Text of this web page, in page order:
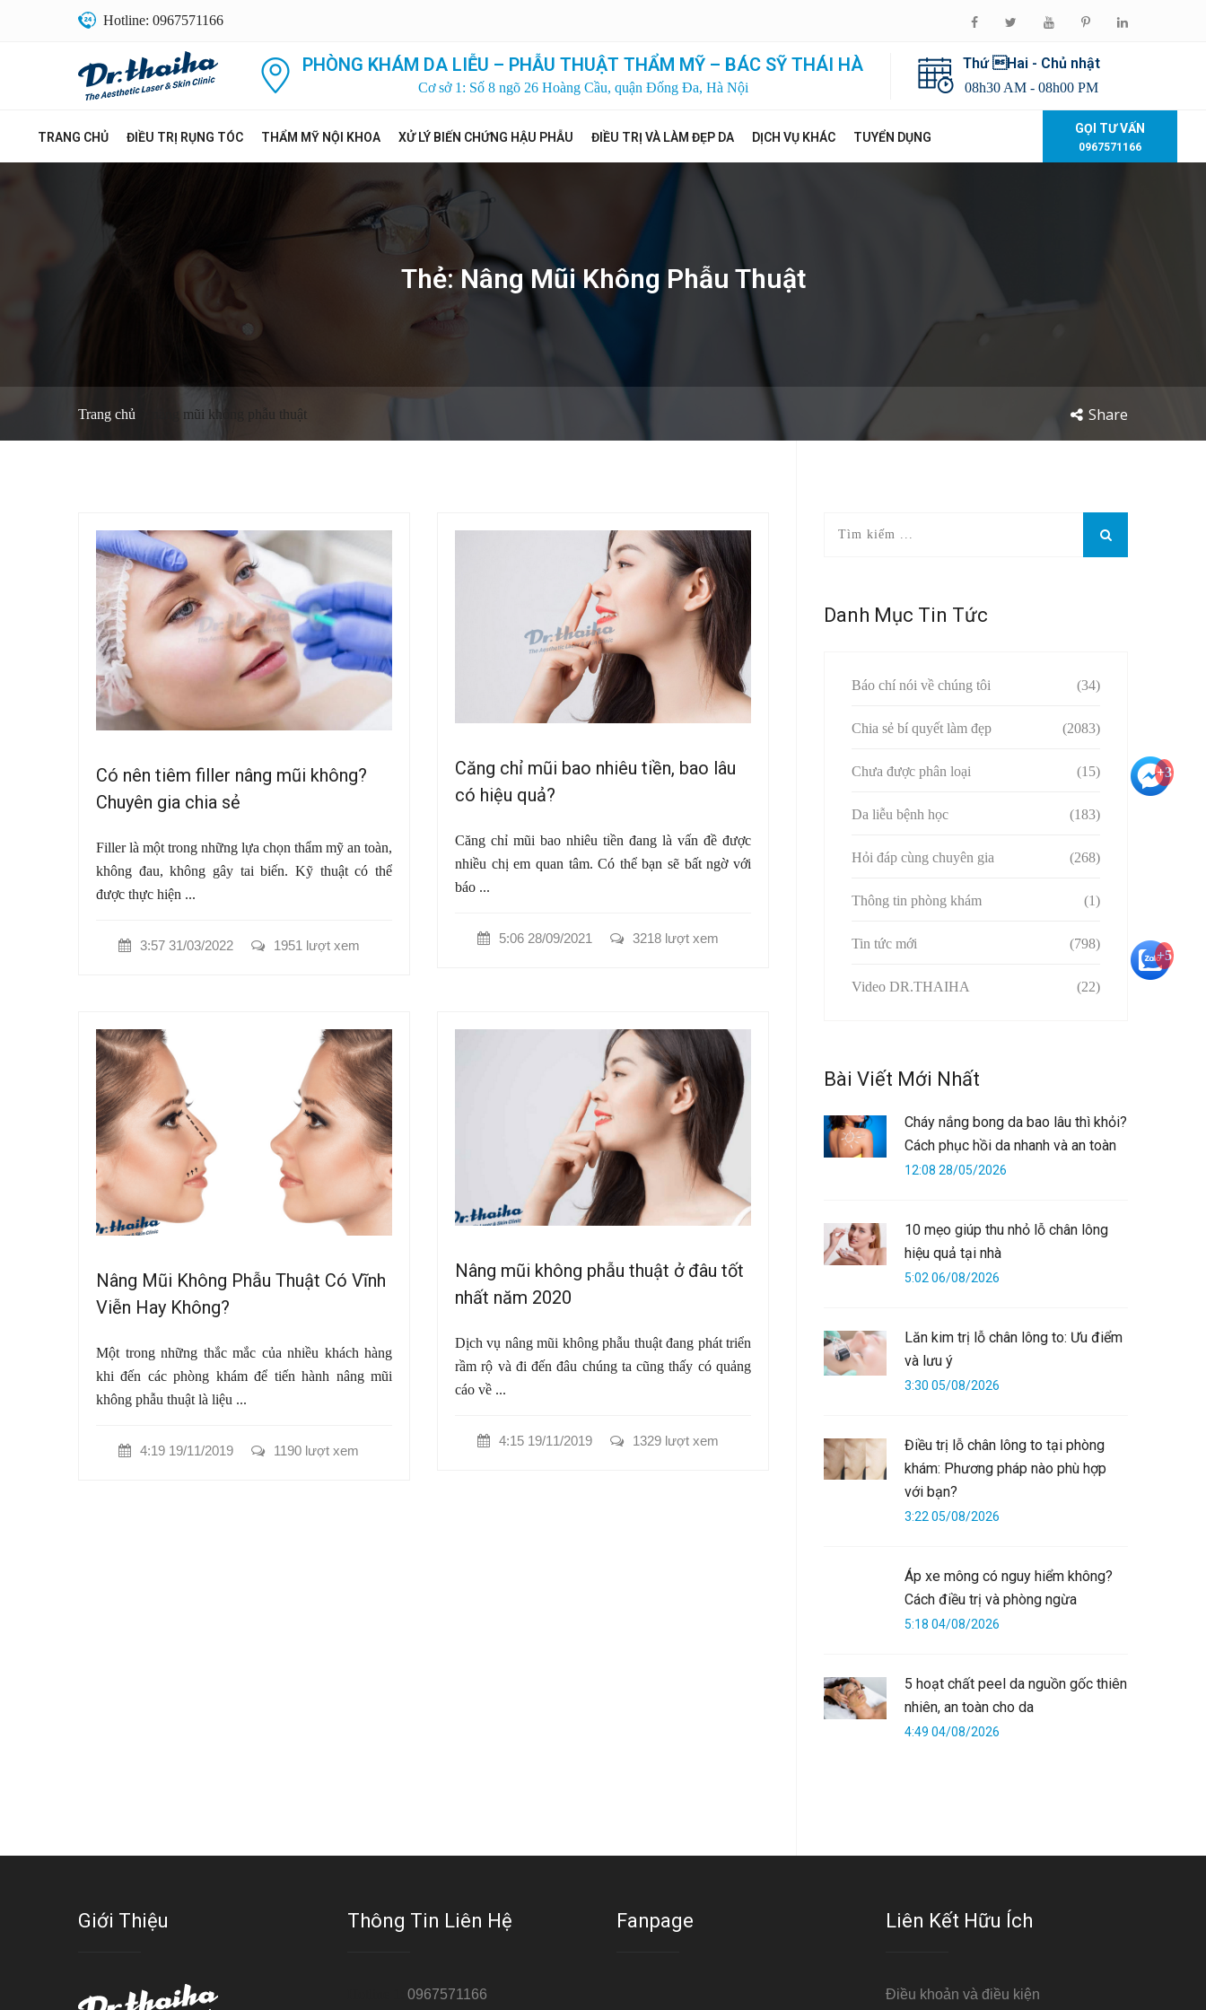
Hotline: 0967571166
PHÒNG KHÁM DA LIỄU – PHẪU THUẬT THẨM MỸ – BÁC SỸ THÁI HÀ
Cơ sở 1: Số 8 ngõ 26 Hoàng Cầu, quận Đống Đa, Hà Nội
Thứ Hai - Chủ nhật
08h30 AM - 08h00 PM
TRANG CHỦ ĐIỀU TRỊ RỤNG TÓC THẨM MỸ NỘI KHOA XỬ LÝ BIẾN CHỨNG HẬU PHẪU ĐIỀU TRỊ VÀ LÀM ĐẸP DA DỊCH VỤ KHÁC TUYỂN DỤNG
GỌI TƯ VẤN
0967571166
Thẻ:Nâng Mũi Không Phẫu Thuật
Trang chủ nâng mũi không phẫu thuật Share
Có nên tiêm filler nâng mũi không?
Chuyên gia chia sẻ
Filler là một trong những lựa chọn thẩm mỹ an toàn,
không đau, không gây tai biến. Kỹ thuật có thể
được thực hiện ...
3:57 31/03/2022 1951 lượt xem
Căng chỉ mũi bao nhiêu tiền, bao lâu
có hiệu quả?
Căng chỉ mũi bao nhiêu tiền đang là vấn đề được
nhiều chị em quan tâm. Có thể bạn sẽ bất ngờ với
báo ...
5:06 28/09/2021 3218 lượt xem
Nâng Mũi Không Phẫu Thuật Có Vĩnh
Viễn Hay Không?
Một trong những thắc mắc của nhiều khách hàng
khi đến các phòng khám để tiến hành nâng mũi
không phẫu thuật là liệu ...
4:19 19/11/2019 1190 lượt xem
Nâng mũi không phẫu thuật ở đâu tốt
nhất năm 2020
Dịch vụ nâng mũi không phẫu thuật đang phát triển
rầm rộ và đi đến đâu chúng ta cũng thấy có quảng
cáo về ...
4:15 19/11/2019 1329 lượt xem
Danh Mục Tin Tức
Báo chí nói về chúng tôi (34)
Chia sẻ bí quyết làm đẹp (2083)
Chưa được phân loại (15)
Da liễu bệnh học (183)
Hỏi đáp cùng chuyên gia (268)
Thông tin phòng khám (1)
Tin tức mới (798)
Video DR.THAIHA (22)
Bài Viết Mới Nhất
Cháy nắng bong da bao lâu thì khỏi?
Cách phục hồi da nhanh và an toàn
12:08 28/05/2026
10 mẹo giúp thu nhỏ lỗ chân lông
hiệu quả tại nhà
5:02 06/08/2026
Lăn kim trị lỗ chân lông to: Ưu điểm
và lưu ý
3:30 05/08/2026
Điều trị lỗ chân lông to tại phòng
khám: Phương pháp nào phù hợp
với bạn?
3:22 05/08/2026
Áp xe mông có nguy hiểm không?
Cách điều trị và phòng ngừa
5:18 04/08/2026
5 hoạt chất peel da nguồn gốc thiên
nhiên, an toàn cho da
4:49 04/08/2026
Giới Thiệu Thông Tin Liên Hệ
0967571166
Fanpage Liên Kết Hữu Ích
Điều khoản và điều kiện
+3
+5